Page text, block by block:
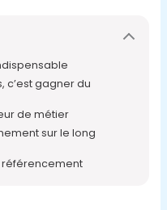
c’est gagner du
de métier
sur le long
référencement